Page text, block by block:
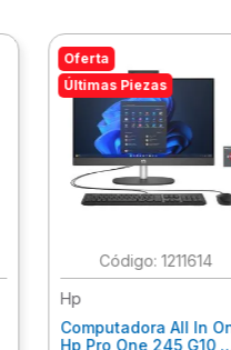
Oferta
Últimas Piezas
:1211614
Hp
Computadora All In
Hp Pro One 245 G10,